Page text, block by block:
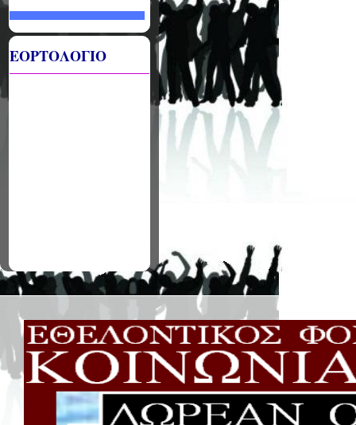
ΕΟΡΤΟΛΟΓΙΟ